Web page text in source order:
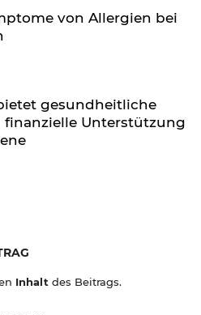
von Allergien bei
gesundheitliche
finanzielle Unterstützung
Inhalt des Beitrags.